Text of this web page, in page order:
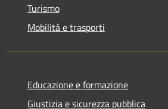
Turismo
Mobilità e trasporti
Educazione e formazione
Giustizia e sicurezza pubblica